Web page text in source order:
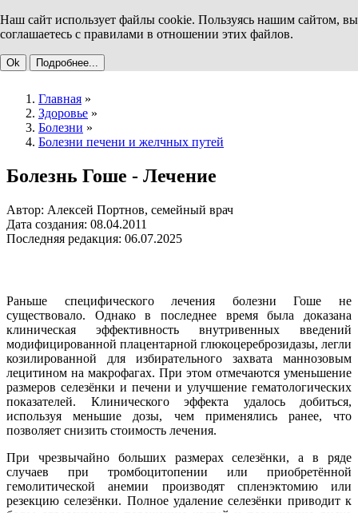
Наш сайт использует файлы cookie. Пользуясь нашим сайтом, вы
соглашаетесь с правилами в отношении этих файлов.
Ok Подробнее...
Главная »
Здоровье »
Болезни »
Болезни печени и желчных путей
Болезнь Гоше - Лечение
Автор: Алексей Портнов, семейный врач
Дата создания: 08.04.2011
Последняя редакция: 06.07.2025
Раньше специфического лечения болезни Гоше не
существовало. Однако в последнее время была доказана
клиническая эффективность внутривенных введений
модифицированной плацентарной глюкоцереброзидазы, легли
козилированной для избирательного захвата маннозовым
лецитином на макрофагах. При этом отмечаются уменьшение
размеров селезёнки и печени и улучшение гематологических
показателей. Клинического эффекта удалось добиться,
используя меньшие дозы, чем применялись ранее, что
позволяет снизить стоимость лечения.
При чрезвычайно больших размерах селезёнки, а в ряде
случаев при тромбоцитопении или приобретённой
гемолитической анемии производят спленэктомию или
резекцию селезёнки. Полное удаление селезёнки приводит к